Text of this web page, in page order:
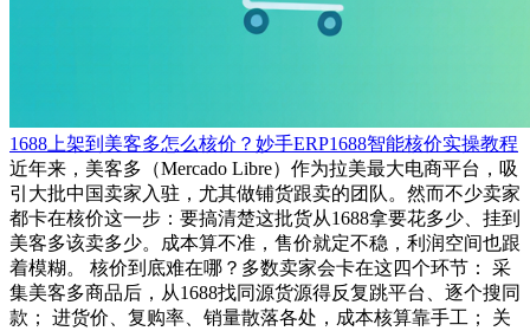
1688上架到美客多怎么核价？妙手ERP1688智能核价实操教程
近年来，美客多（Mercado Libre）作为拉美最大电商平台，吸
引大批中国卖家入驻，尤其做铺货跟卖的团队。然而不少卖家
都卡在核价这一步：要搞清楚这批货从1688拿要花多少、挂到
美客多该卖多少。成本算不准，售价就定不稳，利润空间也跟
着模糊。 核价到底难在哪？多数卖家会卡在这四个环节： 采
集美客多商品后，从1688找同源货源得反复跳平台、逐个搜同
款； 进货价、复购率、销量散落各处，成本核算靠手工； 关